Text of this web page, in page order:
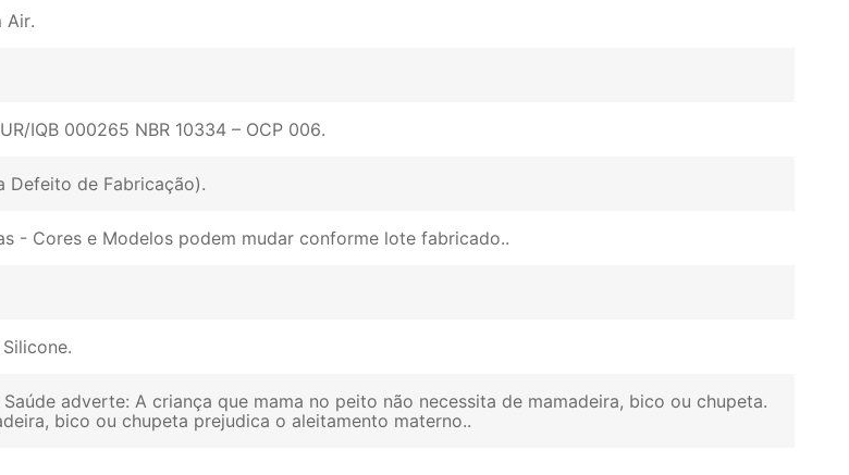
Air
IQB 000265 NBR 10334 – OCP 006
Defeito de Fabricação)
- Cores e Modelos podem mudar conforme lote fabricado.
adverte: A criança que mama no peito não necessita de mamadeira, bico ou chupeta.
bico ou chupeta prejudica o aleitamento materno.